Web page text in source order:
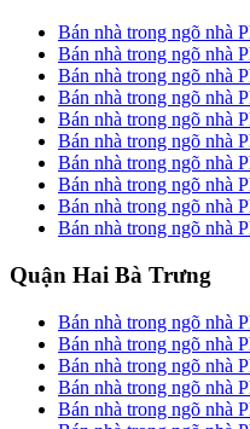
Bán nhà trong ngõ nhà
Bán nhà trong ngõ nhà
Bán nhà trong ngõ nhà
Bán nhà trong ngõ nhà
Bán nhà trong ngõ nhà
Bán nhà trong ngõ nhà
Bán nhà trong ngõ nhà
Bán nhà trong ngõ nhà
Bán nhà trong ngõ nhà
Bán nhà trong ngõ nhà
Quận Hai Bà Trưng
Bán nhà trong ngõ nhà
Bán nhà trong ngõ nhà
Bán nhà trong ngõ nhà
Bán nhà trong ngõ nhà
Bán nhà trong ngõ nhà